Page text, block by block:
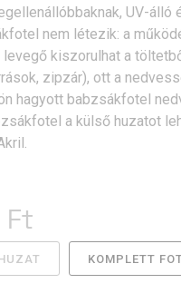
UV-álló
nem létezik: a
levegő kiszorulhat a
zipzár), ott a
hagyott babzsákfotel
a külső huzatot
Ft
KOMPLETT